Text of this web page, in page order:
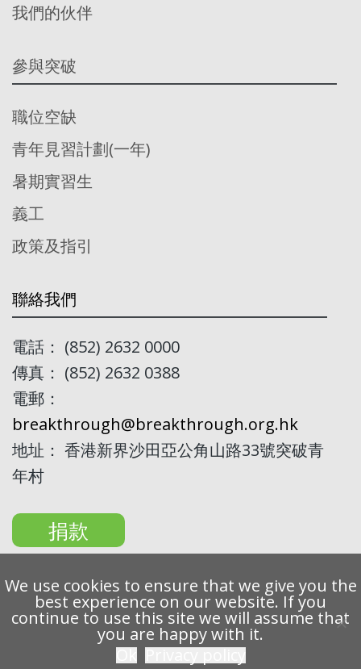
我們的伙伴
參與突破
職位空缺
青年見習計劃(一年)
暑期實習生
義工
政策及指引
聯絡我們
電話： (852) 2632 0000
傳真： (852) 2632 0388
電郵：
breakthrough@breakthrough.org.hk
地址： 香港新界沙田亞公角山路33號突破青
年村
捐款
Copyright 2022 Breakthrough Ltd. All rights reserved.
私隱條例
免責聲明
We use cookies to ensure that we give you the
best experience on our website. If you
continue to use this site we will assume that
you are happy with it.